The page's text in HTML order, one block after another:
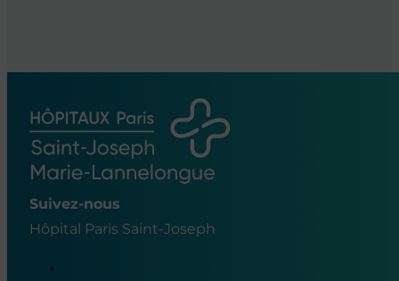
Suivez-nous
Hôpital Paris Saint-Joseph